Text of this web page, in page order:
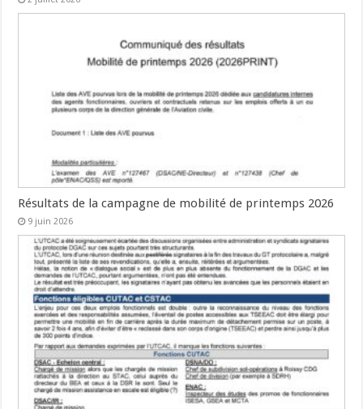
Résultats de la campagne de mobilité de printemps 2026
9 juin 2026